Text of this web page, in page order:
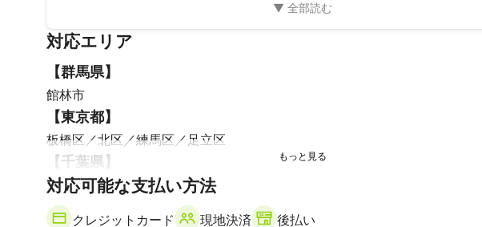
対応エリア
【群馬県】
館林市
【東京都】
板橋区 北区 練馬区 足立区
【千葉県】
野田市 流山市
【埼玉県
対応可能な支払い方法
クレジットカード 現地決済 後払い